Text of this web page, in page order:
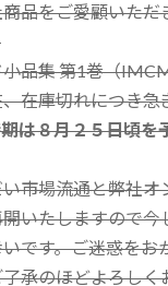
品をご愛顧いただ
品集 第1巻（
在庫切れにつき急
は８月２５日頃を
市場流通と弊社オ
いたしますので今
です。ご迷惑をお
承のほどよろしく